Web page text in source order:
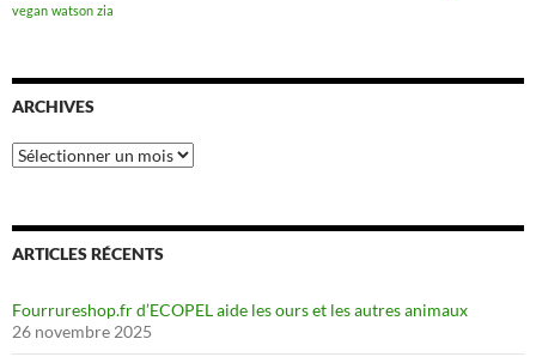
vegan watson zia
ARCHIVES
Archives
ARTICLES RÉCENTS
Fourrureshop.fr d’ECOPEL aide les ours et les autres animaux
26 novembre 2025